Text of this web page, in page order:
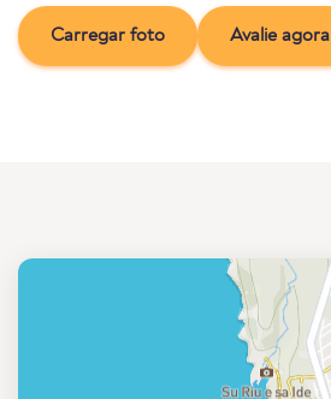
Carregar foto Avalie agora